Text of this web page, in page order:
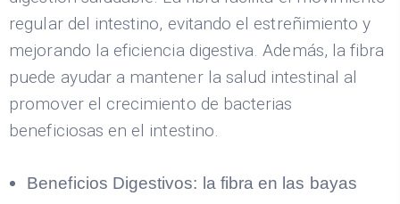
regular del intestino, evitando el estreñimiento y
mejorando la eficiencia digestiva. Además, la fibra
puede ayudar a mantener la salud intestinal al
promover el crecimiento de bacterias
beneficiosas en el intestino.
Beneficios Digestivos: la fibra en las bayas